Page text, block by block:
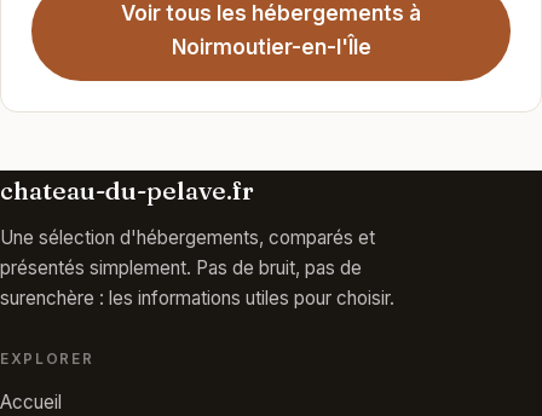
Voir tous les hébergements à
Noirmoutier-en-l'Île
chateau-du-pelave.fr
Une sélection d'hébergements, comparés et
présentés simplement. Pas de bruit, pas de
surenchère : les informations utiles pour choisir.
EXPLORER
Accueil